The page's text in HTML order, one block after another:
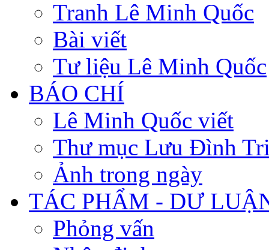
Tranh Lê Minh Quốc
Bài viết
Tư liệu Lê Minh Quốc
BÁO CHÍ
Lê Minh Quốc viết
Thư mục Lưu Đình
Ảnh trong ngày
TÁC PHẨM - DƯ
Phỏng vấn